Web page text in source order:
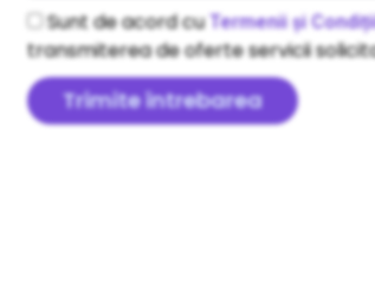
Sunt de acord cuTermenii și
transmiterea de oferte servicii
Trimite întrebarea